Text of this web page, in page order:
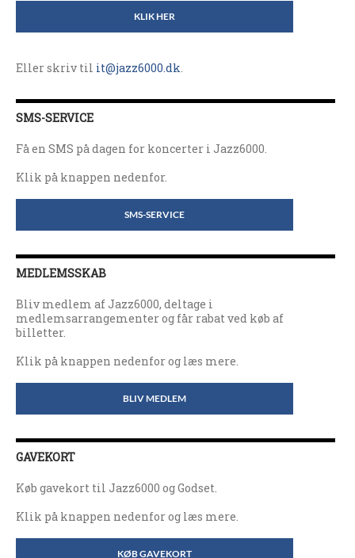
KLIK HER
Eller skriv til it@jazz6000.dk.
SMS-SERVICE
Få en SMS på dagen for koncerter i Jazz6000.
Klik på knappen nedenfor.
SMS-SERVICE
MEDLEMSSKAB
Bliv medlem af Jazz6000, deltage i
medlemsarrangementer og får rabat ved køb af
billetter.
Klik på knappen nedenfor og læs mere.
BLIV MEDLEM
GAVEKORT
Køb gavekort til Jazz6000 og Godset.
Klik på knappen nedenfor og læs mere.
KØB GAVEKORT